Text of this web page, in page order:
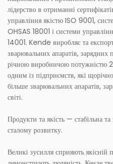
лідерство в отриманні
управління якістю ISO 9001,
OHSAS 18001 і системи
14001. Kende виробляє та
зварювальних апаратів, зарядних
річною виробничою потужністю
одним із підприємств, які
більше зварювальних апаратів,
світі.
Продукти та якість — стабільна
сталому розвитку.
Великі зусилля сприяють якісній